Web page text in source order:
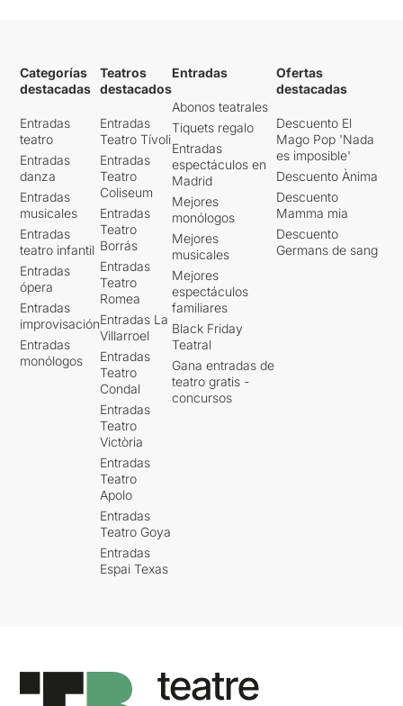
Categorías
destacadas
Entradas
teatro
Entradas
danza
Entradas
musicales
Entradas
teatro infantil
Entradas
ópera
Entradas
improvisación
Entradas
monólogos
Teatros
destacados
Entradas
Teatro Tívoli
Entradas
Teatro
Coliseum
Entradas
Teatro
Borrás
Entradas
Teatro
Romea
Entradas La
Villarroel
Entradas
Teatro
Condal
Entradas
Teatro
Victòria
Entradas
Teatro
Apolo
Entradas
Teatro Goya
Entradas
Espai Texas
Entradas
Abonos teatrales
Tiquets regalo
Entradas
espectáculos en
Madrid
Mejores
monólogos
Mejores
musicales
Mejores
espectáculos
familiares
Black Friday
Teatral
Gana entradas de
teatro gratis -
concursos
Ofertas
destacadas
Descuento El
Mago Pop 'Nada
es imposible'
Descuento Ànima
Descuento
Mamma mia
Descuento
Germans de sang